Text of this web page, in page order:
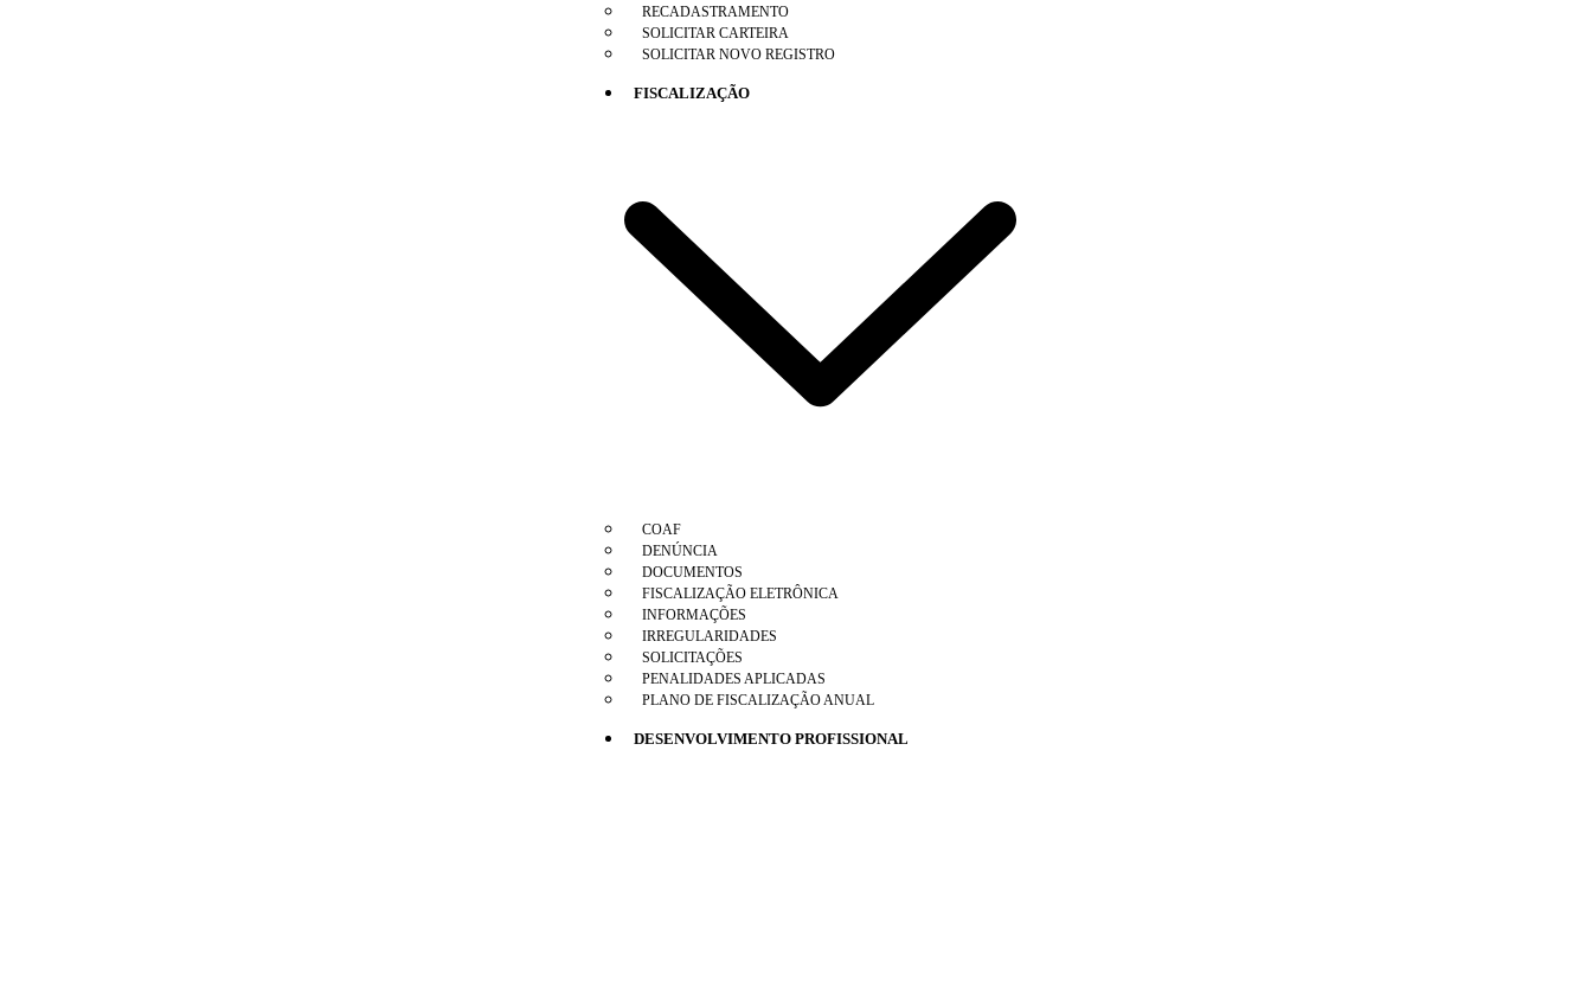
RECADASTRAMENTO
SOLICITAR CARTEIRA
SOLICITAR NOVO REGISTRO
FISCALIZAÇÃO
COAF
DENÚNCIA
DOCUMENTOS
FISCALIZAÇÃO ELETRÔNICA
INFORMAÇÕES
IRREGULARIDADES
SOLICITAÇÕES
PENALIDADES APLICADAS
PLANO DE FISCALIZAÇÃO ANUAL
DESENVOLVIMENTO PROFISSIONAL